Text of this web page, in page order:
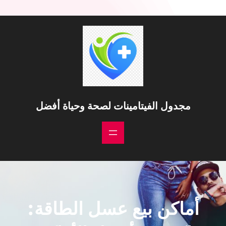
مجدول الفيتامينات لصحة وحياة أفضل
أماكن بيع عسل الطاقة: